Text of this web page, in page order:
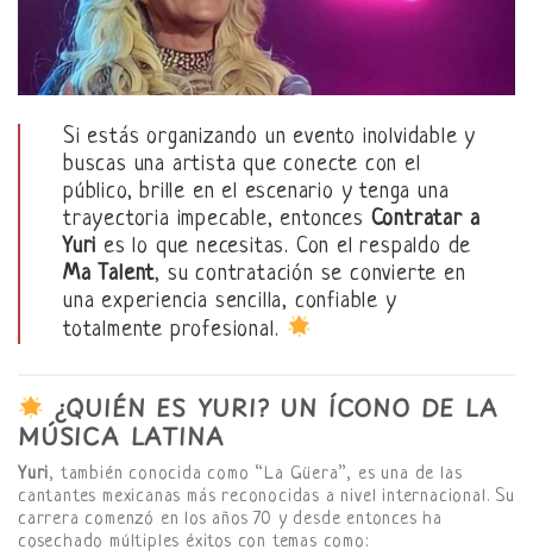
Si estás organizando un evento inolvidable y
buscas una artista que conecte con el
público, brille en el escenario y tenga una
trayectoria impecable, entonces Contratar a
Yuri es lo que necesitas. Con el respaldo de
Ma Talent, su contratación se convierte en
una experiencia sencilla, confiable y
totalmente profesional.
¿QUIÉN ES YURI? UN ÍCONO DE LA
MÚSICA LATINA
Yuri, también conocida como “La Güera”, es una de las
cantantes mexicanas más reconocidas a nivel internacional. Su
carrera comenzó en los años 70 y desde entonces ha
cosechado múltiples éxitos con temas como: